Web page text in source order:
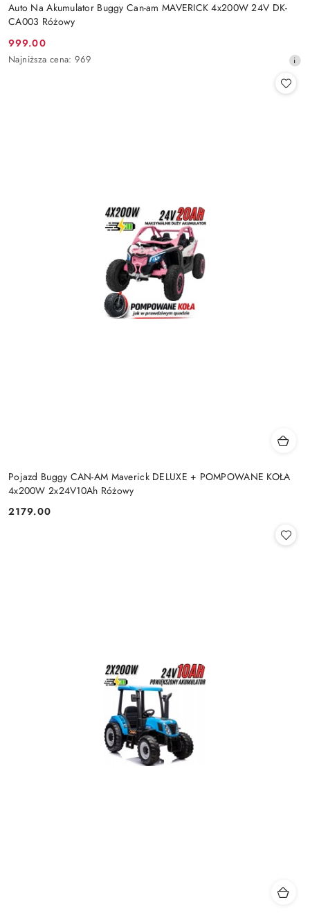
Auto Na Akumulator Buggy Can-am MAVERICK 4x200W 24V DK-
CA003 Różowy
Cena
promocyjna:
999.00
Najniższa
Najniższa cena: 969
Pojazd Buggy CAN-AM Maverick DELUXE + POMPOWANE KOŁA
4x200W 2x24V10Ah Różowy
Cena:
2179.00